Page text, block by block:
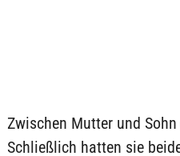
Zwischen Mutter und
Schließlich hatten sie